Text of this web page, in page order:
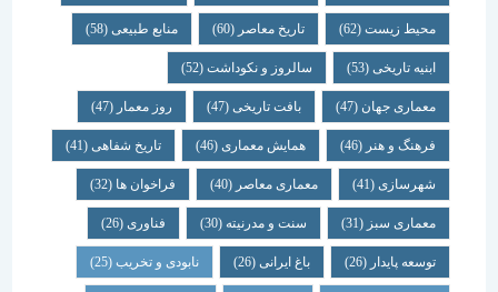
محیط زیست(62) تاریخ معاصر(60) منابع طبیعی(58)
ابنیه تاریخی(53) سالروز و نکوداشت(52)
معماری جهان (47) بافت تاریخی(47) روز معمار(47)
فرهنگ و هنر(46) همایش معماری (46) تاریخ شفاهی (41)
شهرسازی(41) معماری معاصر(40) فراخوان ها (32)
معماری سبز(31) سنت و مدرنیته(30) فناوری (26)
توسعه پایدار(26) باغ ایرانی(26) نابودی و تخریب(25)